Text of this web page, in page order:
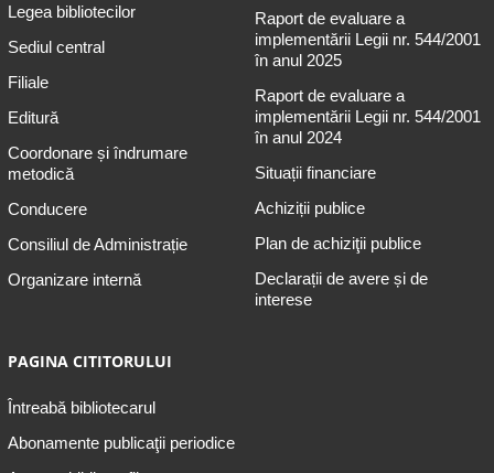
Legea bibliotecilor
Sediul central
Filiale
Editură
Coordonare și îndrumare
metodică
Conducere
Consiliul de Administrație
Organizare internă
Raport de evaluare a
implementării Legii nr. 544/2001
în anul 2025
Raport de evaluare a
implementării Legii nr. 544/2001
în anul 2024
Situații financiare
Achiziții publice
Plan de achiziţii publice
Declarații de avere și de
interese
PAGINA CITITORULUI
Întreabă bibliotecarul
Abonamente publicaţii periodice